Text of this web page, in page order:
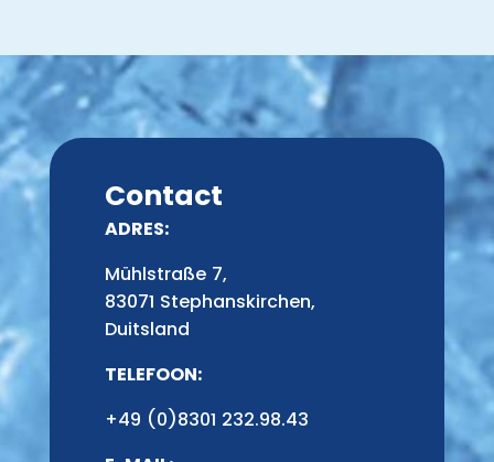
Contact
ADRES:
Mühlstraße 7,
83071 Stephanskirchen,
Duitsland
TELEFOON:
+49 (0)8301 232.98.43